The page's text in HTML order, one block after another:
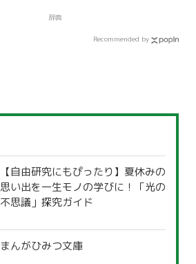
辞典
Recommended by
【自由研究にもぴったり】夏休みの
思い出を一生モノの学びに！「光の
不思議」探究ガイド
まんがひみつ文庫